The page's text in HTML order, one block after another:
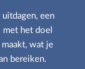
een
met het doel
wat je
bereiken.